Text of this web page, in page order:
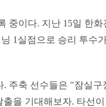
중이다. 지난 15일 한
1실점으로 승리 투수
주축 선수들은 "잠실구
을 기대해보자. 타선